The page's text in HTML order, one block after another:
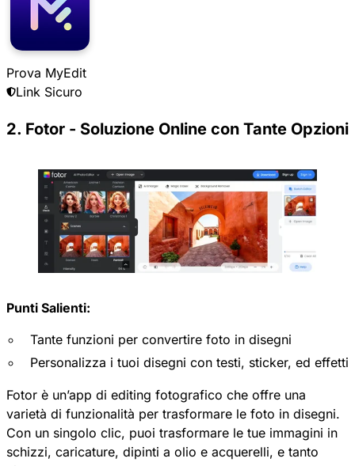
Prova MyEdit
Link Sicuro
2. Fotor - Soluzione Online con Tante Opzioni
Punti Salienti:
Tante funzioni per convertire foto in disegni
Personalizza i tuoi disegni con testi, sticker, ed effetti
Fotor è un’app di editing fotografico che offre una
varietà di funzionalità per trasformare le foto in disegni.
Con un singolo clic, puoi trasformare le tue immagini in
schizzi, caricature, dipinti a olio e acquerelli, e tanto